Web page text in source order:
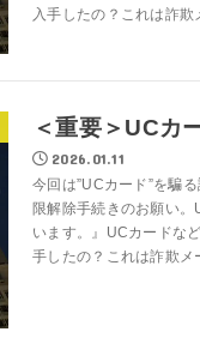
入手したの？これは詐欺
＜重要＞UCカ
2026.01.11
今回は”UCカード”を騙
限解除手続きのお願い
います。』UCカードな
手したの？これは詐欺メ